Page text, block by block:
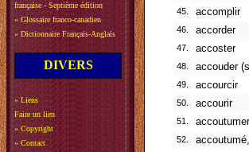
française - Septième édition
» Glossaire franco-canadien
» Dictionnaire Français-Anglais
DIVERS
» Liens
Faire un lien
» Copyright
» Contact
45.
accomplir
46.
accorder
47.
accoster
48.
accouder
49.
accourcir
50.
accourir
51.
accoutumer
52.